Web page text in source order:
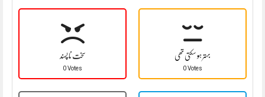
سخت نا پسند
0 Votes
بہتر ہو سکتی تھی
0 Votes